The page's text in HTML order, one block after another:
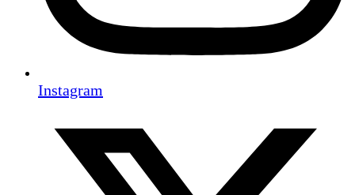
Instagram